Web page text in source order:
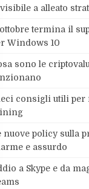
a alleato
termina il
Windows 10
sono le
consigli utili per
nuove policy sulla
e assurdo
a Skype e da